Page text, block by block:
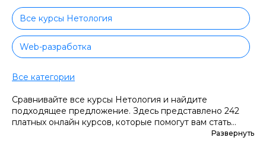
Все курсы Нетология
Web-разработка
Python-разработка
Product-менеджмент
Все категории
Сравнивайте все курсы Нетология и найдите
подходящее предложение. Здесь представлено 242
платных онлайн курсов, которые помогут вам стать
грамотными специалистами. А если вы не уверены в
Развернуть